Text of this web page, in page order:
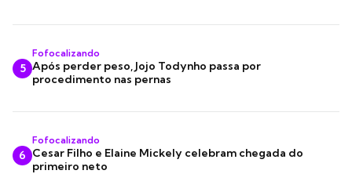
5
Fofocalizando
Após perder peso, Jojo Todynho passa por
procedimento nas pernas
6
Fofocalizando
Cesar Filho e Elaine Mickely celebram chegada do
primeiro neto